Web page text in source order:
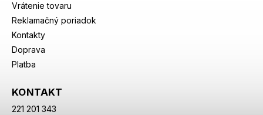
Vrátenie tovaru
Reklamačný poriadok
Kontakty
Doprava
Platba
KONTAKT
221 201 343